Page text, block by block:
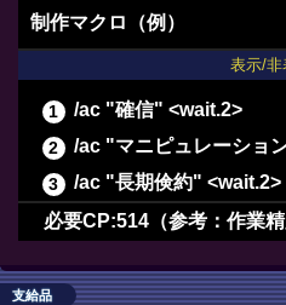
制作マクロ（例）
表示/非
/ac "確信" <wait.2>
/ac "マニピュレーショ
/ac "長期倹約" <wait.2>
/ac "ヴェネレーション"
/ac "下地作業" <wait.3>
必要CP:514（参考：作業
支給品